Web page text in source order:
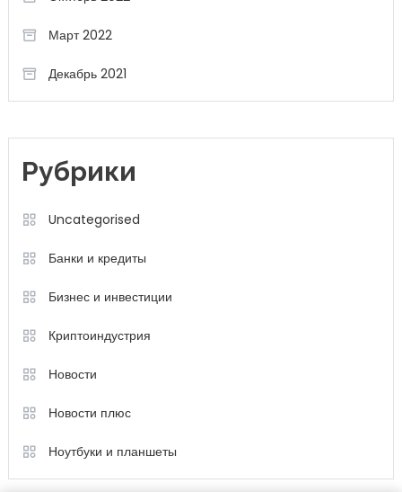
Март 2022
Декабрь 2021
Рубрики
Uncategorised
Банки и кредиты
Бизнес и инвестиции
Криптоиндустрия
Новости
Новости плюс
Ноутбуки и планшеты